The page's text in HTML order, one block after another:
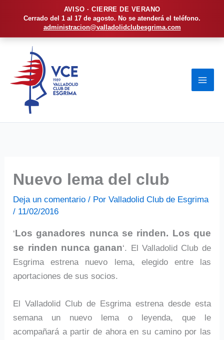
AVISO · CIERRE DE VERANO
Cerrado del 1 al 17 de agosto. No se atenderá el teléfono.
administracion@valladolidclubesgrima.com
contenido
Nuevo lema del club
Deja un comentario / PorValladolid Club de Esgrima
/ 11/02/2016
‘Los ganadores nunca se rinden. Los que
se rinden nunca ganan‘. El Valladolid Club de
Esgrima estrena nuevo lema, elegido entre las
aportaciones de sus socios.
El Valladolid Club de Esgrima estrena desde esta
semana un nuevo lema o leyenda, que le
acompañará a partir de ahora en su camino por las